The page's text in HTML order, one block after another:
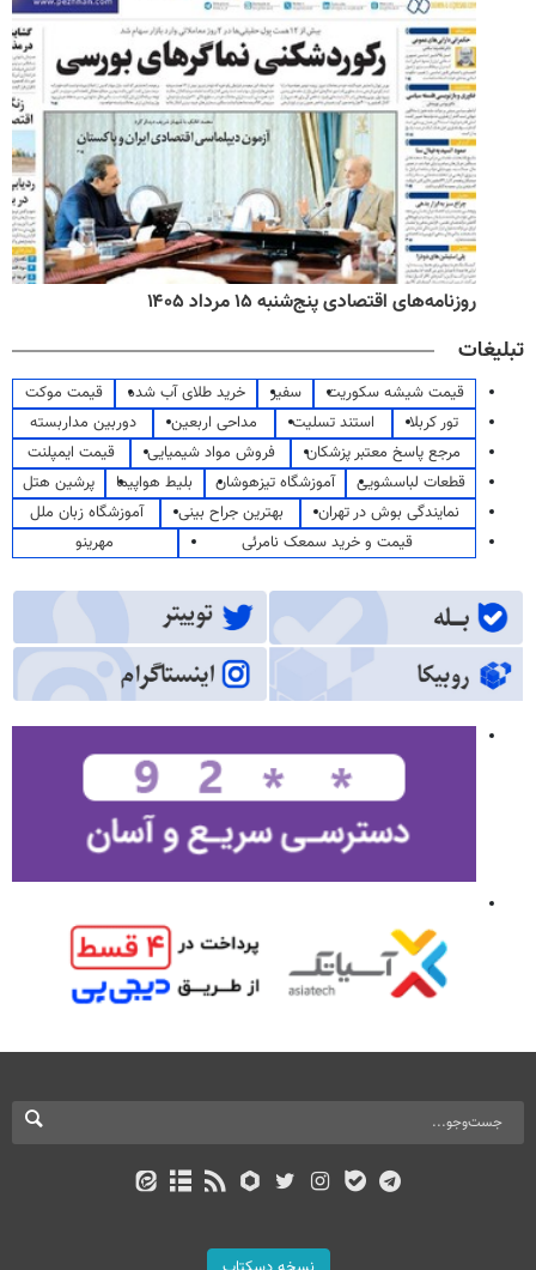
روزنامه‌های اقتصادی پنج‌شنبه ۱۵ مرداد ۱۴۰۵
تبلیغات
قیمت شیشه سکوریت سفیر خرید طلای آب شده
قیمت موکت
تور کربلا
استند تسلیت مداحی اربعین
دوربین مداربسته
مرجع پاسخ معتبر پزشکان
فروش مواد شیمیایی
قیمت ایمپلنت
قطعات لباسشویی
آموزشگاه تیزهوشان بلیط هواپیما
پرشین هتل
نمایندگی بوش در تهران
بهترین جراح بینی
آموزشگاه زبان ملل
قیمت و خرید سمعک نامرئی
مهرینو